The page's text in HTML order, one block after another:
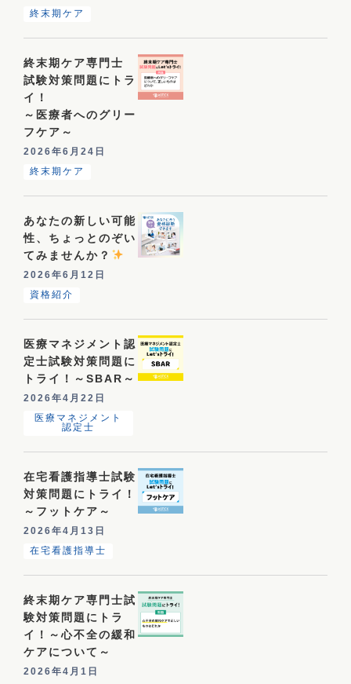
終末期ケア
終末期ケア専門士
試験対策問題にトラ
イ！
～医療者へのグリー
フケア～
2026年6月24日
終末期ケア
あなたの新しい可能
性、ちょっとのぞい
てみませんか？
2026年6月12日
資格紹介
医療マネジメント認
定士試験対策問題に
トライ！～SBAR～
2026年4月22日
医療マネジメント
認定士
在宅看護指導士試験
対策問題にトライ！
～フットケア～
2026年4月13日
在宅看護指導士
終末期ケア専門士試
験対策問題にトラ
イ！～心不全の緩和
ケアについて～
2026年4月1日